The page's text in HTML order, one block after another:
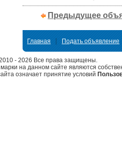
Предыдущее
Главная | Подать объявление
- 2026 Все права защищены.
на данном сайте являются
означает принятие условий